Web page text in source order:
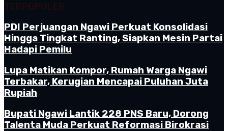
TERPOPULER
PDI Perjuangan Ngawi Perkuat Konsolidasi
Hingga Tingkat Ranting, Siapkan Mesin Partai
Hadapi Pemilu
Lupa Matikan Kompor, Rumah Warga Ngawi
Terbakar, Kerugian Mencapai Puluhan Juta
Rupiah
Bupati Ngawi Lantik 228 PNS Baru, Dorong
Talenta Muda Perkuat Reformasi Birokrasi